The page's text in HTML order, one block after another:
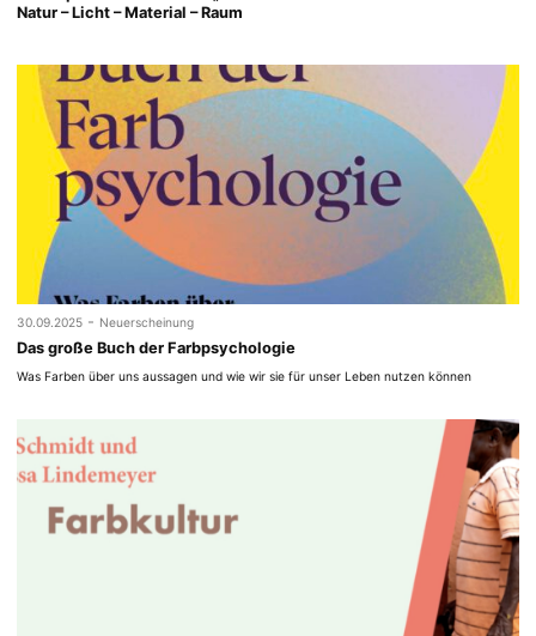
Natur – Licht – Material – Raum
30.09.2025 - Neuerscheinung
Das große Buch der Farbpsychologie
Was Farben über uns aussagen und wie wir sie für unser Leben nutzen können